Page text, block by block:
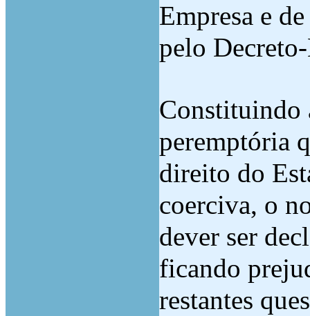
Empresa e
pelo
Constituindo
peremptória
direito do
coerciva, o
dever ser
ficando
restantes